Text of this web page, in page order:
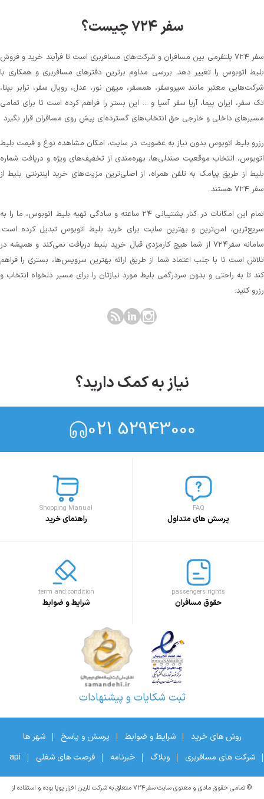
سفر ۷۲۴ چیست؟
سفر ۷۲۴ پلتفرمی بین مسافران و شرکت‌های مسافربری است تا فرآیند خرید و فروش
بلیط اتوبوس را تغییر دهد. بررسی مداوم برترین دفترهای مسافربری و همکاری با
شرکت‌هایی معتبر مانند سیروسفر، همسفر، میهن‌ نور، عدل، رویال سفر، ترابر بیتا،
تک سفر، ایران پیما، آریا سفر آسیا و ... این بستر را فراهم کرده است تا برای تمامی
مسیرهای داخلی و خارجی حق انتخاب‌های گسترده‌ای پیش روی مسافران قرار بگیرد
رزرو بلیط اتوبوس بدون نیاز به عضویت در سایت، امکان مشاهده نوع و قیمت بلیط
اتوبوس، انتخاب موقعیت صندلی‌ها، بهره‌مندی از تخفیف‌های ویژه و دریافت شماره‌
بلیط از طریق پیامک به تلفن همراه، از اصلی‌ترین مزیت‌های خرید اینترنتی بلیط از
سفر ۷۲۴ هستند.
تمام این امکانات در کنار پشتیبانی‌ ۲۴ ساعته و سادگی تهیه بلیط اتوبوس، ما را به
سریع‌ترین، امن‌ترین و بهترین سایت برای خرید بلیط اتوبوس تبدیل کرده است.
سامانه سفر۷۲۴ از شما هیچ کارمزدی قبال خرید بلیط دریافت نمی‌کند و همیشه در
تلاش است تا با جلب اعتماد شما از طریق ارائه بهترین سرویس‌ها، بستری را فراهم
کند تا به راحتی و بدون سردرگمی بلیط مورد نیازتان را برای مسیر دلخواه انتخاب و
رزرو کنید.
نیاز به کمک دارید؟
021 52943000
FAQ
پرسش های متداول
Shopping Manual
راهنمای خرید
passengers rights
حقوق مسافران
term and condition
شرایط و ضوابط
ثبت شکایات و پیشنهادات
روش های خرید شرایط و ضوابط پرسش و پاسخ
شهر ها
شرکت های مسافربری
وبلاگ خبرنامه فرصت های شغلی api
© تمامی حقوق مادی و معنوی سایت سفر۷۲۴ متعلق به شرکت نارین افزار پویا بوده و استفاده از